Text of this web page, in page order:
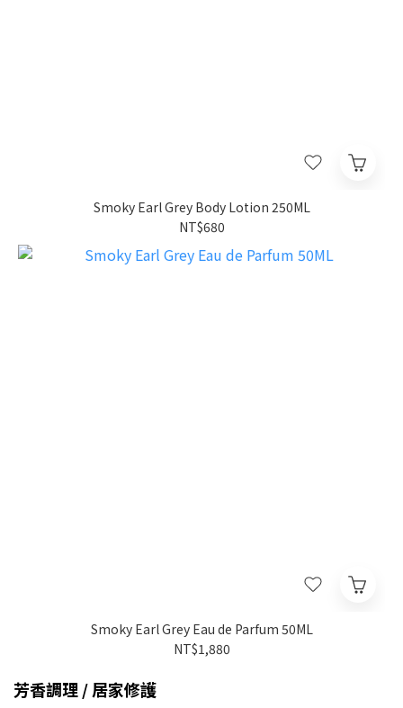
Smoky Earl Grey Body Lotion 250ML
NT$680
Smoky Earl Grey Eau de Parfum 50ML
NT$1,880
芳香調理 / 居家修護